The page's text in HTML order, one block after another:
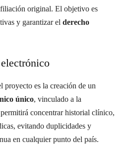
original. El objetivo es
y garantizar el derecho
proyecto es la creación de un
único, vinculado a la
concentrar historial clínico,
evitando duplicidades y
en cualquier punto del país.